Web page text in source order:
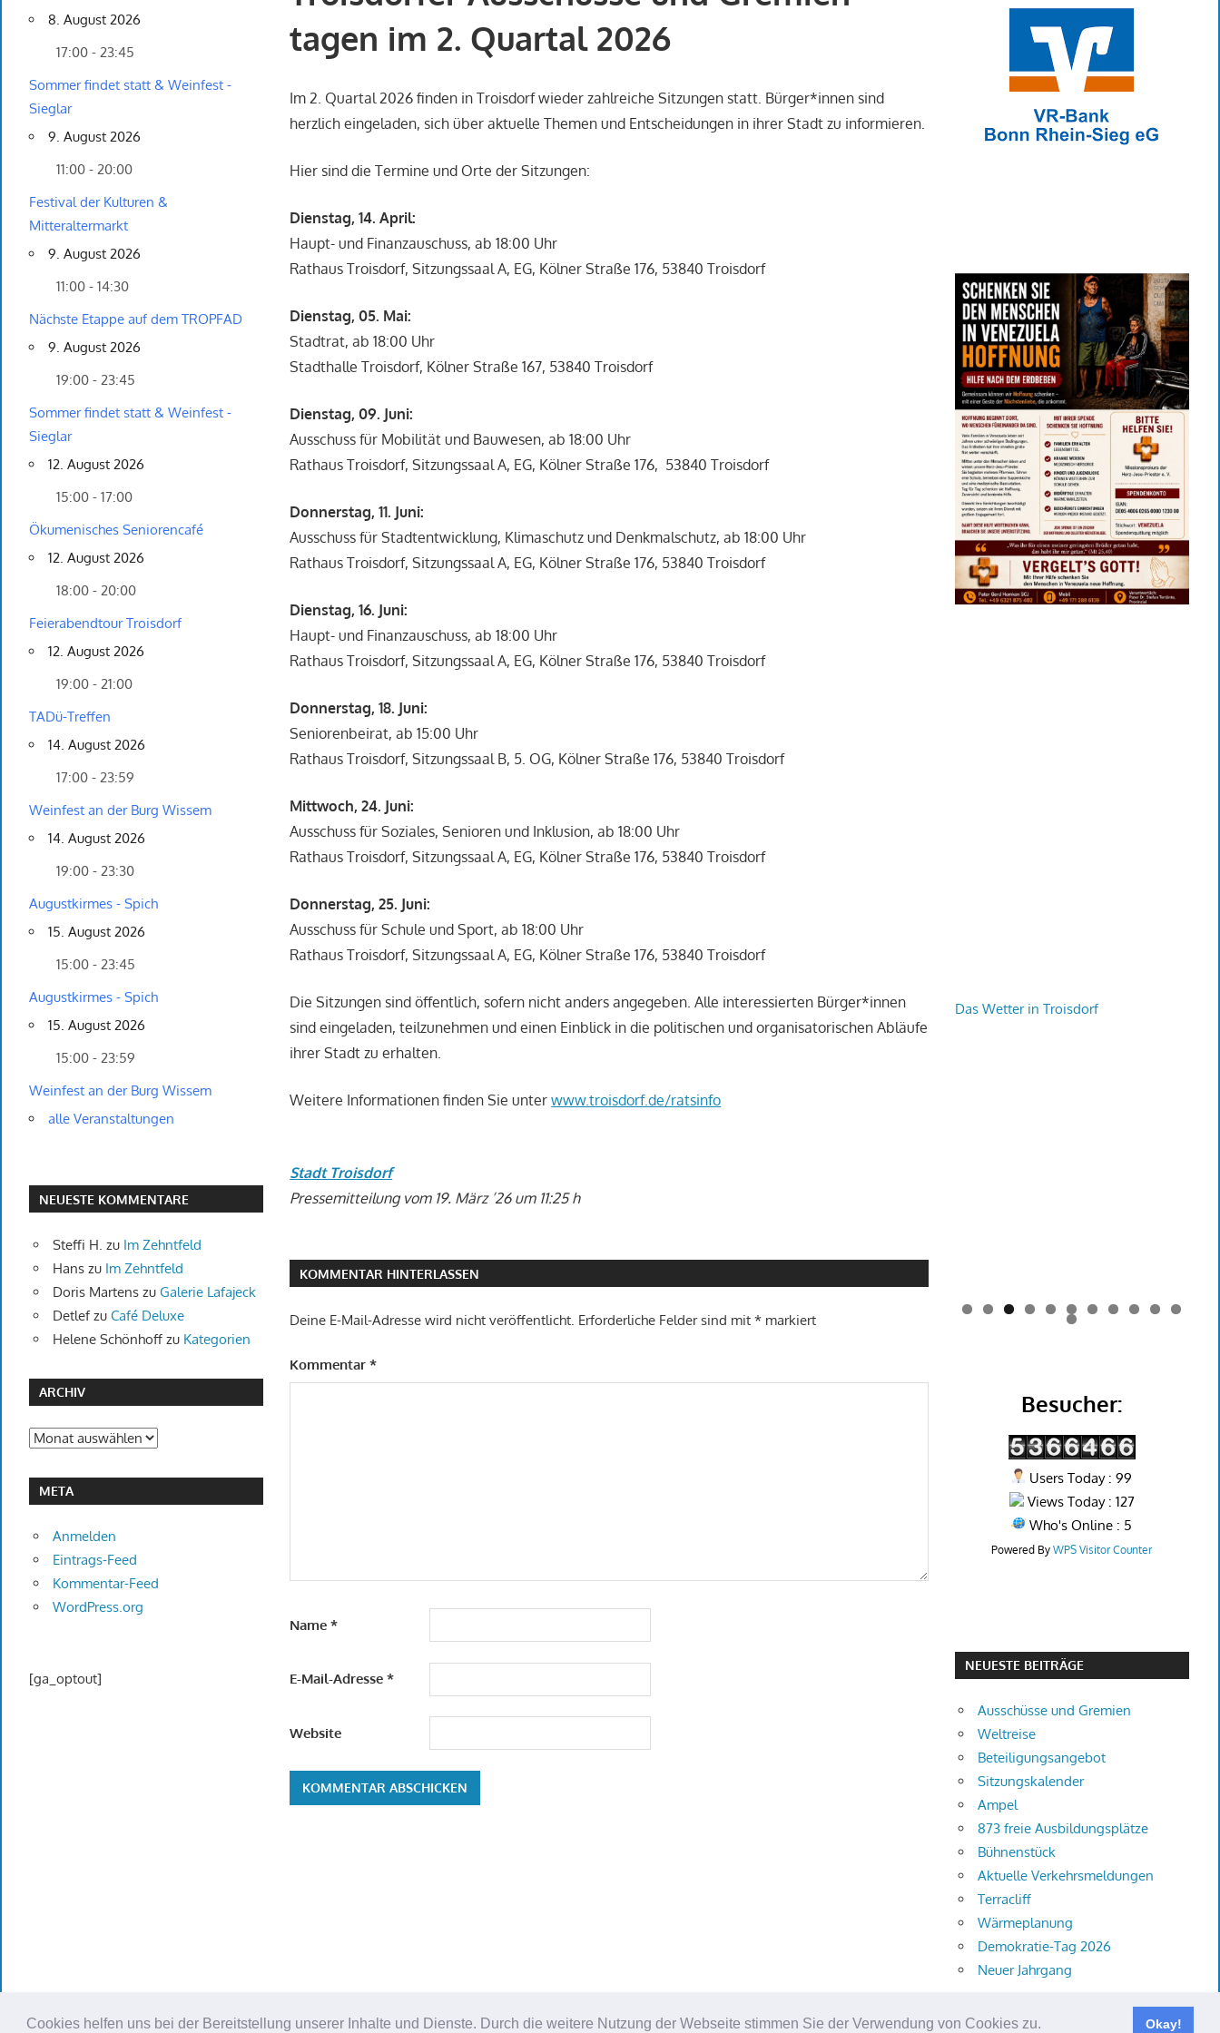
Cookies helfen uns bei der Bereitstellung unserer Inhalte und Dienste. Durch die weitere Nutzung der Webseite stimmen Sie der Verwendung von Cookies zu. Okay!
tagen im 2. Quartal 2026
Im 2. Quartal 2026 finden in Troisdorf wieder zahlreiche Sitzungen statt. Bürger*innen sind
herzlich eingeladen, sich über aktuelle Themen und Entscheidungen in ihrer Stadt zu informieren.
Hier sind die Termine und Orte der Sitzungen:
Dienstag, 14. April:
Haupt- und Finanzauschuss, ab 18:00 Uhr
Rathaus Troisdorf, Sitzungssaal A, EG, Kölner Straße 176, 53840 Troisdorf
Dienstag, 05. Mai:
Stadtrat, ab 18:00 Uhr
Stadthalle Troisdorf, Kölner Straße 167, 53840 Troisdorf
Dienstag, 09. Juni:
Ausschuss für Mobilität und Bauwesen, ab 18:00 Uhr
Rathaus Troisdorf, Sitzungssaal A, EG, Kölner Straße 176, 53840 Troisdorf
Donnerstag, 11. Juni:
Ausschuss für Stadtentwicklung, Klimaschutz und Denkmalschutz, ab 18:00 Uhr
Rathaus Troisdorf, Sitzungssaal A, EG, Kölner Straße 176, 53840 Troisdorf
Dienstag, 16. Juni:
Haupt- und Finanzauschuss, ab 18:00 Uhr
Rathaus Troisdorf, Sitzungssaal A, EG, Kölner Straße 176, 53840 Troisdorf
Donnerstag, 18. Juni:
Seniorenbeirat, ab 15:00 Uhr
Rathaus Troisdorf, Sitzungssaal B, 5. OG, Kölner Straße 176, 53840 Troisdorf
Mittwoch, 24. Juni:
Ausschuss für Soziales, Senioren und Inklusion, ab 18:00 Uhr
Rathaus Troisdorf, Sitzungssaal A, EG, Kölner Straße 176, 53840 Troisdorf
Donnerstag, 25. Juni:
Ausschuss für Schule und Sport, ab 18:00 Uhr
Rathaus Troisdorf, Sitzungssaal A, EG, Kölner Straße 176, 53840 Troisdorf
Die Sitzungen sind öffentlich, sofern nicht anders angegeben. Alle interessierten Bürger*innen
sind eingeladen, teilzunehmen und einen Einblick in die politischen und organisatorischen Abläufe
ihrer Stadt zu erhalten.
Weitere Informationen finden Sie unterwww.troisdorf.de/ratsinfo
Stadt Troisdorf
Pressemitteilung vom 19. März ’26 um 11:25 h
KOMMENTAR HINTERLASSEN
Deine E-Mail-Adresse wird nicht veröffentlicht. Erforderliche Felder sind mit* markiert
Kommentar*
Name*
E-Mail-Adresse*
Website
8. August 2026
17:00 - 23:45
Sommer findet statt & Weinfest -
Sieglar
9. August 2026
11:00 - 20:00
Festival der Kulturen &
Mitteraltermarkt
9. August 2026
11:00 - 14:30
Nächste Etappe auf dem TROPFAD
9. August 2026
19:00 - 23:45
Sommer findet statt & Weinfest -
Sieglar
12. August 2026
15:00 - 17:00
Ökumenisches Seniorencafé
12. August 2026
18:00 - 20:00
Feierabendtour Troisdorf
12. August 2026
19:00 - 21:00
TADü-Treffen
14. August 2026
17:00 - 23:59
Weinfest an der Burg Wissem
14. August 2026
19:00 - 23:30
Augustkirmes - Spich
15. August 2026
15:00 - 23:45
Augustkirmes - Spich
15. August 2026
15:00 - 23:59
Weinfest an der Burg Wissem
alle Veranstaltungen
NEUESTE KOMMENTARE
Steffi H. zu Im Zehntfeld
Hanszu Im Zehntfeld
Doris Martenszu Galerie Lafajeck
Detlefzu Café Deluxe
Helene Schönhoffzu Kategorien
ARCHIV
Archiv
META
Anmelden
Eintrags-Feed
Kommentar-Feed
WordPress.org
[ga_optout]
Das Wetter in Troisdorf
0 1
2
Besucher:
Users Today : 99
Views Today : 127
Who's Online : 5
Powered ByWPS Visitor Counter
NEUESTE BEITRÄGE
Ausschüsse und Gremien
Weltreise
Beteiligungsangebot
Sitzungskalender
Ampel
873 freie Ausbildungsplätze
Bühnenstück
Aktuelle Verkehrsmeldungen
Terracliff
Wärmeplanung
Demokratie-Tag 2026
Neuer Jahrgang